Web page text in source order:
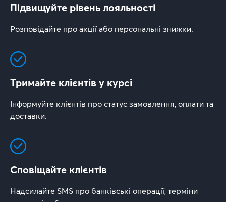
Підвищуйте рівень лояльності
Розповідайте про акції або персональні знижки.
Тримайте клієнтів у курсі
Інформуйте клієнтів про статус замовлення, оплати та
доставки.
Сповіщайте клієнтів
Надсилайте SMS про банківські операції, терміни